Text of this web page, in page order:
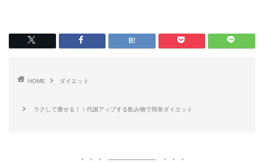
HOME ダイエット
ラクして痩せる！！代謝アップする飲み物で簡単ダイエット